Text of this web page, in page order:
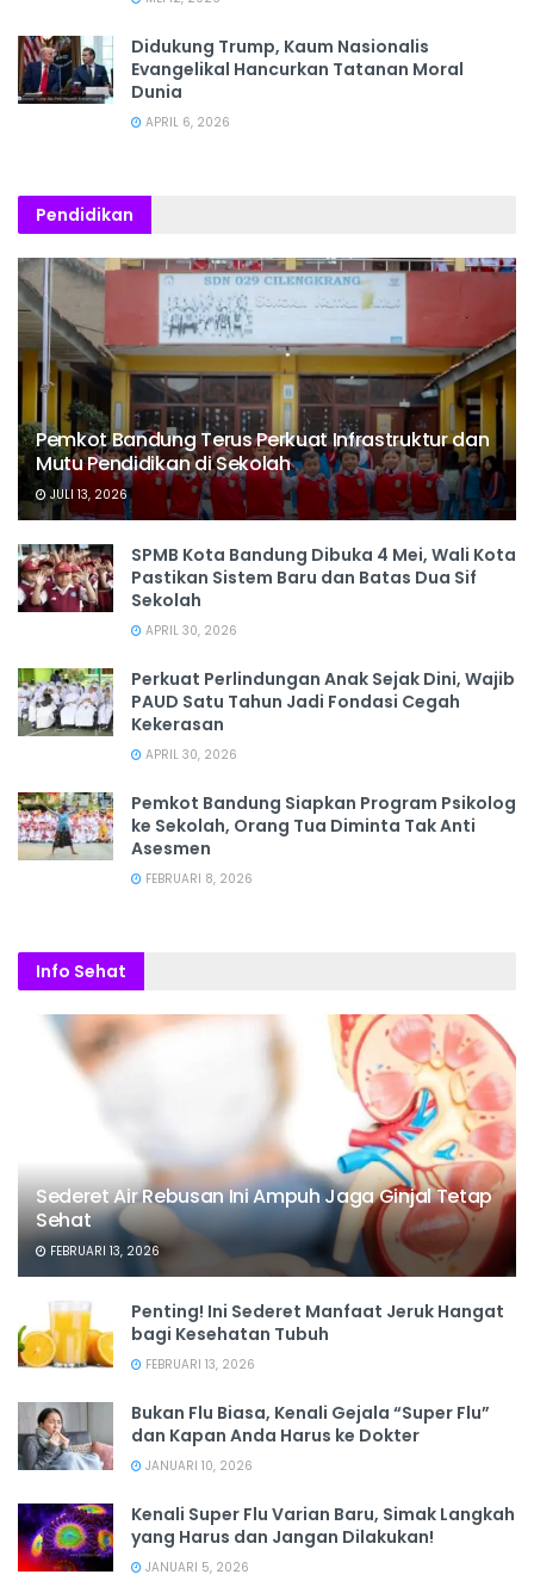
Didukung Trump, Kaum Nasionalis
Evangelikal Hancurkan Tatanan Moral
Dunia
APRIL 6, 2026
Pendidikan
Pemkot Bandung Terus Perkuat Infrastruktur dan
Mutu Pendidikan di Sekolah
JULI 13, 2026
SPMB Kota Bandung Dibuka 4 Mei, Wali Kota
Pastikan Sistem Baru dan Batas Dua Sif
Sekolah
APRIL 30, 2026
Perkuat Perlindungan Anak Sejak Dini, Wajib
PAUD Satu Tahun Jadi Fondasi Cegah
Kekerasan
APRIL 30, 2026
Pemkot Bandung Siapkan Program Psikolog
ke Sekolah, Orang Tua Diminta Tak Anti
Asesmen
FEBRUARI 8, 2026
Info Sehat
Sederet Air Rebusan Ini Ampuh Jaga Ginjal Tetap
Sehat
FEBRUARI 13, 2026
Penting! Ini Sederet Manfaat Jeruk Hangat
bagi Kesehatan Tubuh
FEBRUARI 13, 2026
Bukan Flu Biasa, Kenali Gejala “Super Flu”
dan Kapan Anda Harus ke Dokter
JANUARI 10, 2026
Kenali Super Flu Varian Baru, Simak Langkah
yang Harus dan Jangan Dilakukan!
JANUARI 5, 2026